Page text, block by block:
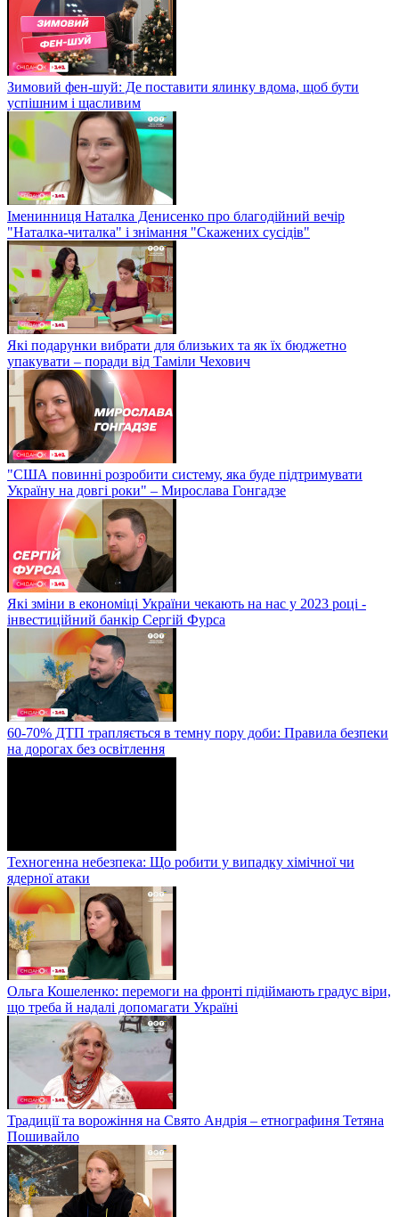
Зимовий фен-шуй: Де поставити ялинку вдома, щоб бути
успішним і щасливим
Іменинниця Наталка Денисенко про благодійний вечір
"Наталка-читалка" і знімання "Скажених сусідів"
Які подарунки вибрати для близьких та як їх бюджетно
упакувати – поради від Таміли Чехович
"США повинні розробити систему, яка буде підтримувати
Україну на довгі роки" – Мирослава Гонгадзе
Які зміни в економіці України чекають на нас у 2023 році -
інвестиційний банкір Сергій Фурса
60-70% ДТП трапляється в темну пору доби: Правила безпеки
на дорогах без освітлення
Техногенна небезпека: Що робити у випадку хімічної чи
ядерної атаки
Ольга Кошеленко: перемоги на фронті підіймають градус віри,
що треба й надалі допомагати Україні
Традиції та ворожіння на Свято Андрія – етнографиня Тетяна
Пошивайло